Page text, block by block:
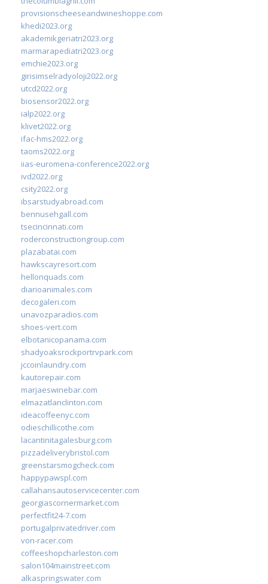
provisionscheeseandwineshoppe.com
khedi2023.org
akademikgeriatri2023.org
marmarapediatri2023.org
emchie2023.org
girisimselradyoloji2022.org
utcd2022.org
biosensor2022.org
ialp2022.org
klivet2022.org
ifac-hms2022.org
taoms2022.org
iias-euromena-conference2022.org
ivd2022.org
csity2022.org
ibsarstudyabroad.com
bennusehgall.com
tsecincinnati.com
roderconstructiongroup.com
plazabatai.com
hawkscayresort.com
hellonquads.com
diarioanimales.com
decogaleri.com
unavozparadios.com
shoes-vert.com
elbotanicopanama.com
shadyoaksrockportrvpark.com
jccoinlaundry.com
kautorepair.com
marjaeswinebar.com
elmazatlanclinton.com
ideacoffeenyc.com
odieschillicothe.com
lacantinitagalesburg.com
pizzadeliverybristol.com
greenstarsmogcheck.com
happypawspl.com
callahansautoservicecenter.com
georgiascornermarket.com
perfectfit24-7.com
portugalprivatedriver.com
von-racer.com
coffeeshopcharleston.com
salon104mainstreet.com
alkaspringswater.com